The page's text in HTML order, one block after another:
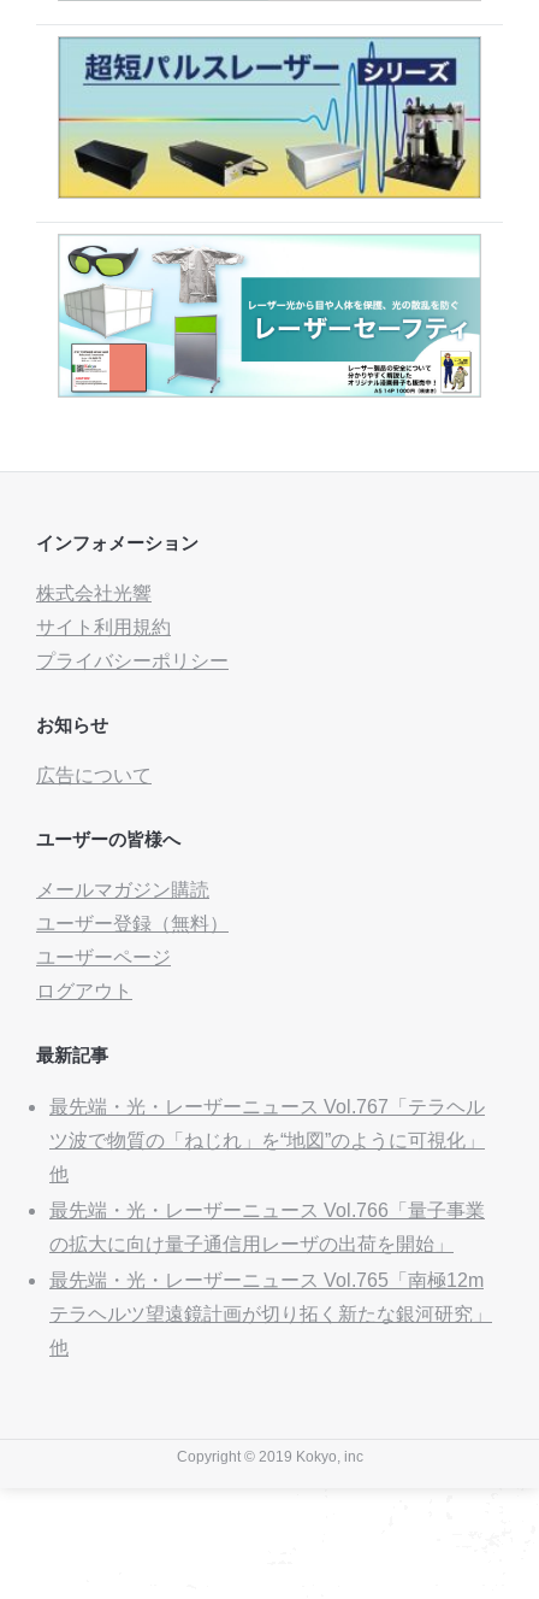
インフォメーション
株式会社光響
サイト利用規約
プライバシーポリシー
お知らせ
広告について
ユーザーの皆様へ
メールマガジン購読
ユーザー登録（無料）
ユーザーページ
ログアウト
最新記事
最先端・光・レーザーニュース Vol.767「テラヘル
ツ波で物質の「ねじれ」を“地図”のように可視化」
他
最先端・光・レーザーニュース Vol.766「量子事業
の拡大に向け量子通信用レーザの出荷を開始」
最先端・光・レーザーニュース Vol.765「南極12m
テラヘルツ望遠鏡計画が切り拓く新たな銀河研究」
他
Copyright © 2019 Kokyo, inc